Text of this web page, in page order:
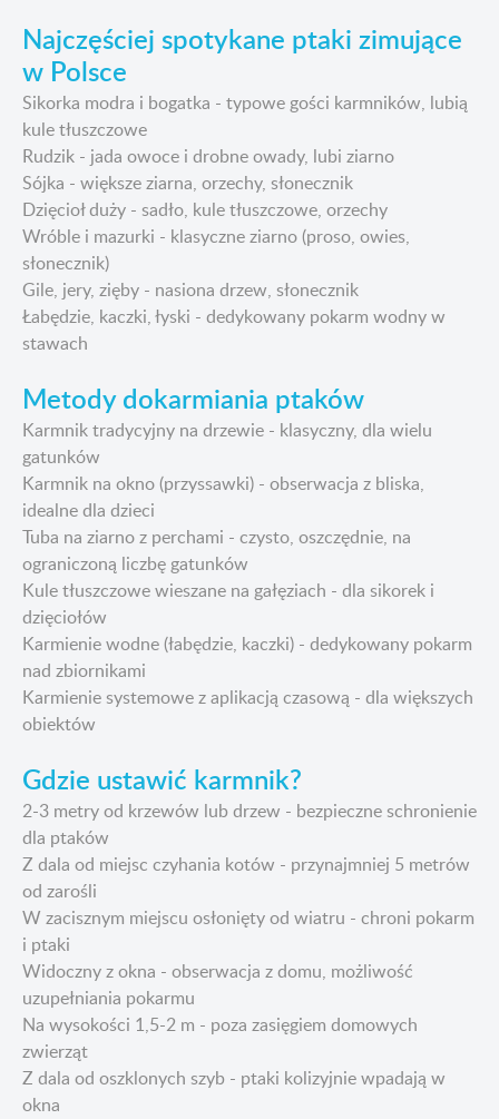
Najczęściej spotykane ptaki zimujące
w Polsce
Sikorka modra i bogatka - typowe gości karmników, lubią
kule tłuszczowe
Rudzik - jada owoce i drobne owady, lubi ziarno
Sójka - większe ziarna, orzechy, słonecznik
Dzięcioł duży - sadło, kule tłuszczowe, orzechy
Wróble i mazurki - klasyczne ziarno (proso, owies,
słonecznik)
Gile, jery, zięby - nasiona drzew, słonecznik
Łabędzie, kaczki, łyski - dedykowany pokarm wodny w
stawach
Metody dokarmiania ptaków
Karmnik tradycyjny na drzewie - klasyczny, dla wielu
gatunków
Karmnik na okno (przyssawki) - obserwacja z bliska,
idealne dla dzieci
Tuba na ziarno z perchami - czysto, oszczędnie, na
ograniczoną liczbę gatunków
Kule tłuszczowe wieszane na gałęziach - dla sikorek i
dzięciołów
Karmienie wodne (łabędzie, kaczki) - dedykowany pokarm
nad zbiornikami
Karmienie systemowe z aplikacją czasową - dla większych
obiektów
Gdzie ustawić karmnik?
2-3 metry od krzewów lub drzew - bezpieczne schronienie
dla ptaków
Z dala od miejsc czyhania kotów - przynajmniej 5 metrów
od zarośli
W zacisznym miejscu osłonięty od wiatru - chroni pokarm
i ptaki
Widoczny z okna - obserwacja z domu, możliwość
uzupełniania pokarmu
Na wysokości 1,5-2 m - poza zasięgiem domowych
zwierząt
Z dala od oszklonych szyb - ptaki kolizyjnie wpadają w
okna